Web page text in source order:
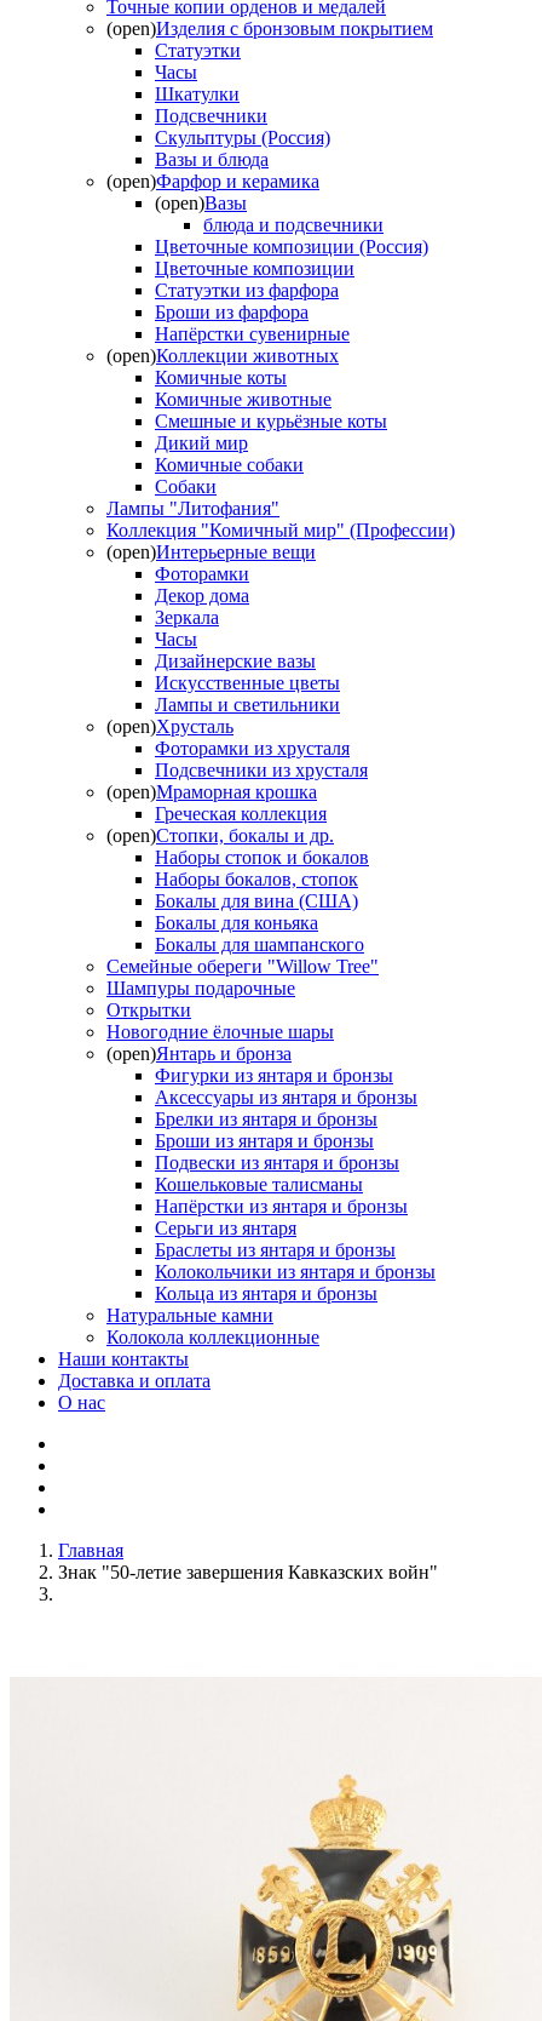
Точные копии орденов и медалей
(open)Изделия с бронзовым покрытием
Статуэтки
Часы
Шкатулки
Подсвечники
Скульптуры (Россия)
Вазы и блюда
(open)Фарфор и керамика
(open)Вазы
блюда и подсвечники
Цветочные композиции (Россия)
Цветочные композиции
Статуэтки из фарфора
Броши из фарфора
Напёрстки сувенирные
(open)Коллекции животных
Комичные коты
Комичные животные
Смешные и курьёзные коты
Дикий мир
Комичные собаки
Собаки
Лампы "Литофания"
Коллекция "Комичный мир" (Профессии)
(open)Интерьерные вещи
Фоторамки
Декор дома
Зеркала
Часы
Дизайнерские вазы
Искусственные цветы
Лампы и светильники
(open)Хрусталь
Фоторамки из хрусталя
Подсвечники из хрусталя
(open)Мраморная крошка
Греческая коллекция
(open)Стопки, бокалы и др.
Наборы стопок и бокалов
Наборы бокалов, стопок
Бокалы для вина (США)
Бокалы для коньяка
Бокалы для шампанского
Семейные обереги "Willow Tree"
Шампуры подарочные
Открытки
Новогодние ёлочные шары
(open)Янтарь и бронза
Фигурки из янтаря и бронзы
Аксессуары из янтаря и бронзы
Брелки из янтаря и бронзы
Броши из янтаря и бронзы
Подвески из янтаря и бронзы
Кошельковые талисманы
Напёрстки из янтаря и бронзы
Серьги из янтаря
Браслеты из янтаря и бронзы
Колокольчики из янтаря и бронзы
Кольца из янтаря и бронзы
Натуральные камни
Колокола коллекционные
Наши контакты
Доставка и оплата
О нас
Главная
Знак "50-летие завершения Кавказских войн"